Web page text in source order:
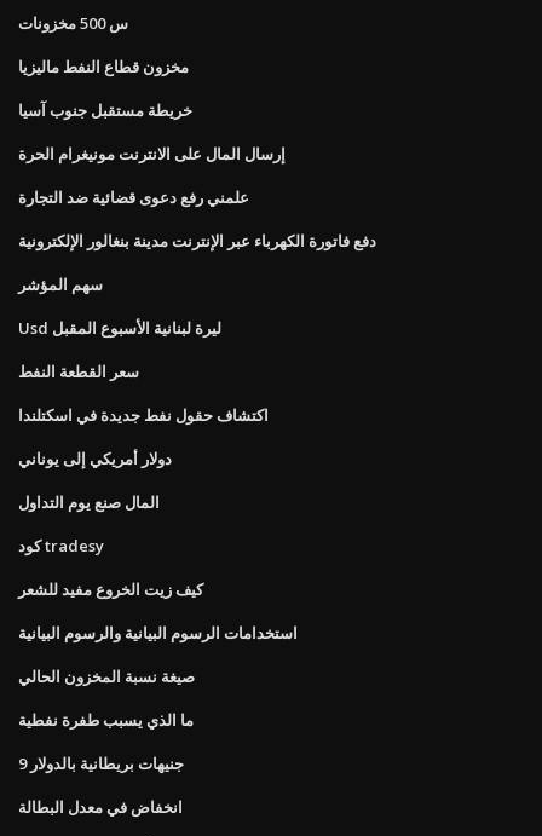
س 500 مخزونات
مخزون قطاع النفط ماليزيا
خريطة مستقبل جنوب آسيا
إرسال المال على الانترنت مونيغرام الحرة
علمني رفع دعوى قضائية ضد التجارة
دفع فاتورة الكهرباء عبر الإنترنت مدينة بنغالور الإلكترونية
سهم المؤشر
Usd ليرة لبنانية الأسبوع المقبل
سعر القطعة النفط
اكتشاف حقول نفط جديدة في اسكتلندا
دولار أمريكي إلى يوناني
المال صنع يوم التداول
كود tradesy
كيف زيت الخروع مفيد للشعر
استخدامات الرسوم البيانية والرسوم البيانية
صيغة نسبة المخزون الحالي
ما الذي يسبب طفرة نفطية
9 جنيهات بريطانية بالدولار
انخفاض في معدل البطالة